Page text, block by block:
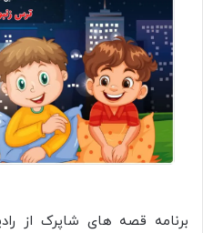
برنامه قصه های شاپرک از